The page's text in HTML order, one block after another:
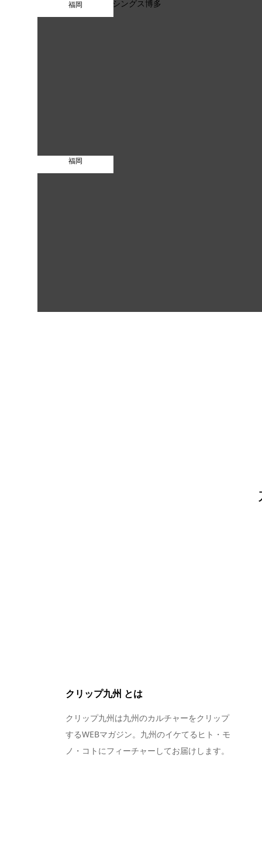
福岡
福岡
クリップ九州 とは
クリップ九州は九州のカルチャーをクリップ
するWEBマガジン。九州のイケてるヒト・モ
ノ・コトにフィーチャーしてお届けします。